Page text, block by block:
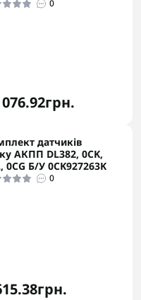
0
датчиків
АКПП DL382, 0CK,
0CG Б/У 0CK927263K
0